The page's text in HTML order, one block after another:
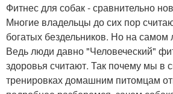
Фитнес для собак - сравнительно
Многие владельцы до сих пор
богатых бездельников. Но на самом
Ведь люди давно "Человеческий"
здоровья считают. Так почему мы в
тренировках домашним питомцам